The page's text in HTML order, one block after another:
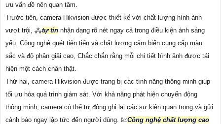
ưu vấn đề nên quan tâm.
Trước tiên, camera Hikvision được thiết kế với chất lượng hình ảnh
vượt trội, ⁂tự tin nhận dạng rõ nét ngay cả trong điều kiện ánh sáng
yếu. Công nghệ quét tiên tiến và chất lượng cảm biến cung cấp màu
sắc và độ phân giải cao, Chắc chắn rằng mỗi chi tiết hình ảnh được tái
hiện một cách chân thật.
Thứ hai, camera Hikvision được trang bị các tính năng thông minh giúp
tối ưu hóa quá trình giám sát. Với khả năng phát hiện chuyển động
thông minh, camera có thể tự động ghi lại các sự kiện quan trọng và gửi
cảnh báo ngay lập tức đến người dùng. 💹Công nghệ chất lượng cao